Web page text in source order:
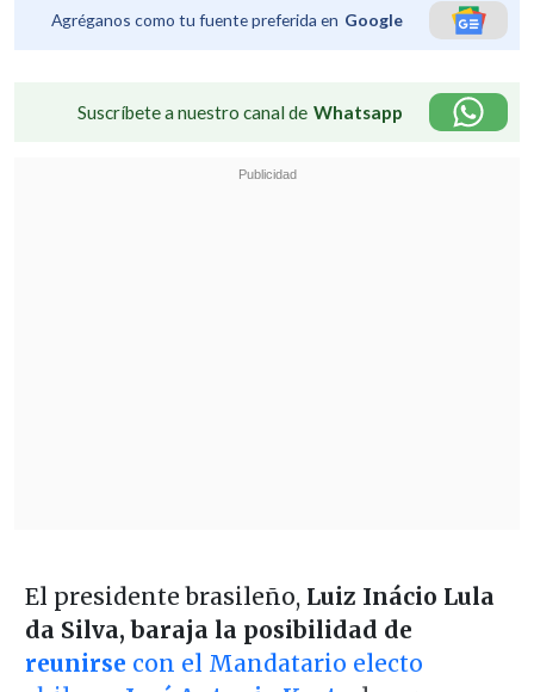
Agréganos como tu fuente preferida en Google
Suscríbete a nuestro canal de Whatsapp
El presidente brasileño, Luiz Inácio Lula
da Silva, baraja la posibilidad de
reunirse con el Mandatario electo